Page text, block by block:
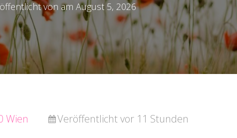
von am August 5, 2026
Wien Veröffentlicht vor 11 Stunden